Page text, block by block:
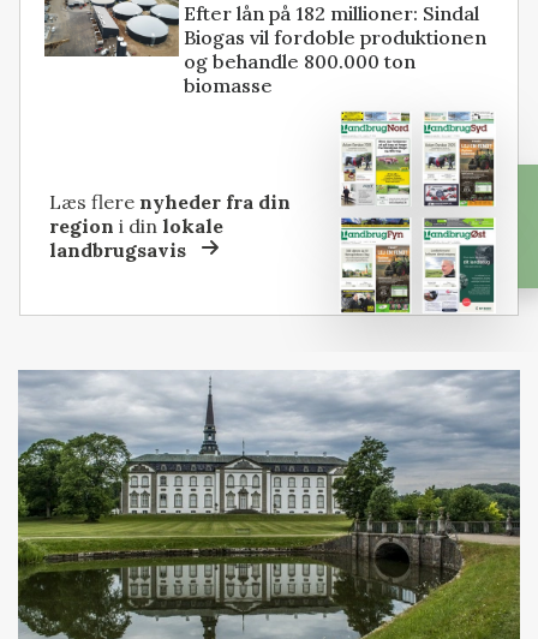
Efter lån på 182 millioner: Sindal
Biogas vil fordoble produktionen
og behandle 800.000 ton
biomasse
Læs flere nyheder fra din
region i dinlokale
landbrugsavis